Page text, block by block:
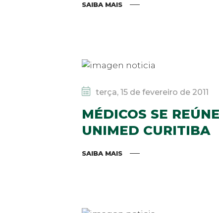
SAIBA MAIS
terça, 15 de fevereiro de 2011
MÉDICOS SE
UNIMED CURITIBA
SAIBA MAIS